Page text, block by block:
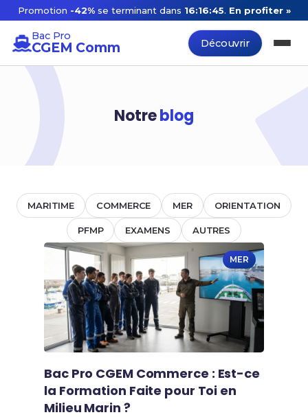
Promotion -42%se terminant dans 16:16:44. En profiter »
Bac Pro
CGEM Comm Découvrir
Notreblog
MARITIME COMMERCE MER ORIENTATION
PFMP EXAMENS AUTRES
Bac Pro CGEM Commerce : Est-ce
la Formation Faite pour Toi en
Milieu Marin ?
MER